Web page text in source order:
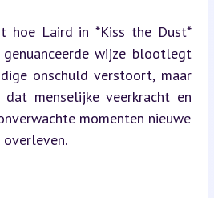
hoe Laird in *Kiss the Dust*
wijze blootlegt
onschuld verstoort, maar
menselijke veerkracht en
momenten nieuwe